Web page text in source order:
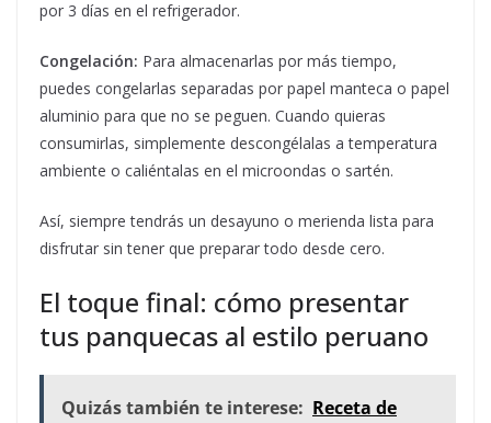
por 3 días en el refrigerador.
Congelación: Para almacenarlas por más tiempo,
puedes congelarlas separadas por papel manteca o papel
aluminio para que no se peguen. Cuando quieras
consumirlas, simplemente descongélalas a temperatura
ambiente o caliéntalas en el microondas o sartén.
Así, siempre tendrás un desayuno o merienda lista para
disfrutar sin tener que preparar todo desde cero.
El toque final: cómo presentar
tus panquecas al estilo peruano
Quizás también te interese: Receta de